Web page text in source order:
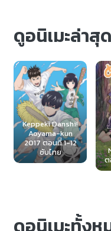
ดูอนิเมะล่าสุด
Null Peta 2019
ตอนที่ 1-4 ซับไทย
ภ